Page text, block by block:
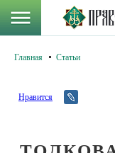
Главная Статьи
Нравится